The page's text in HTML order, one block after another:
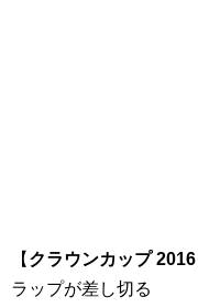
【 クラウンカップ 2016
ラップが差し切る